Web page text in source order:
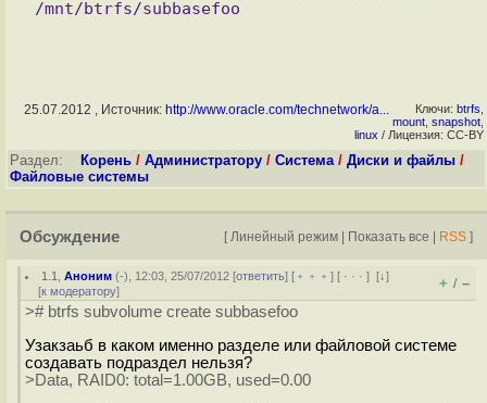
25.07.2012 , Источник: http://www.oracle.com/technetwork/a... Ключи: btrfs
mount snapshot
linux / Лицензия: CC-BY
Раздел: Корень / Администратору / Система/ Диски и файлы /
Файловые системы
Обсуждение [ Линейный режим | Показать все | RSS ]
1.1 ,Аноним (-), 12:03, 25/07/2012 [ответить] [ ﹢﹢﹢] [ · · ·][↓]
[к модератору] + / –
># btrfs subvolume create subbasefoo
Узакзаьб в каком именно разделе или файловой системе
создавать подраздел нельзя?
>Data, RAID0: total=1.00GB, used=0.00